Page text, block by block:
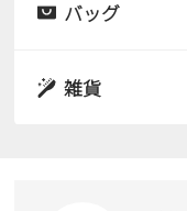
スニーカー
サンダル
サンダル
バッグ
雑貨